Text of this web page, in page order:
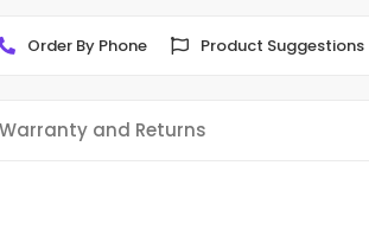
Order By Phone Product Suggestions
Warranty and Returns